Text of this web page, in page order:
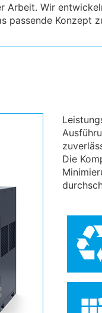
Arbeit. Wir
passende Konzept
Die